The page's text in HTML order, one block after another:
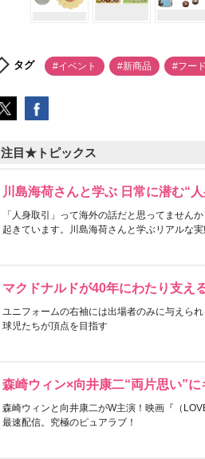
タグ #イベント #新商品 #フー
注目★トピックス
川島海荷さんと学ぶ 日常に潜む“
「人身取引」って海外の話だと思ってません
起きています。川島海荷さんと学ぶリアルな
マクドナルドが40年にわたり支え
ユニフォームの右袖には出場者のみに与えら
球児たちが頂点を目指す
森崎ウィン×向井康二“両片思い”
森崎ウィンと向井康二がW主演！映画『（
最速配信。究極のピュアラブ！